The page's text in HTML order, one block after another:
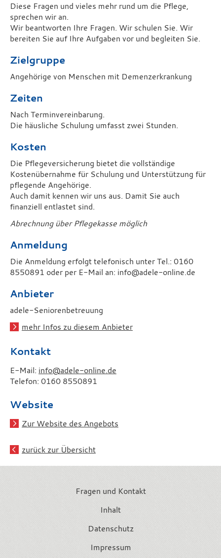
Diese Fragen und vieles mehr rund um die Pflege,
sprechen wir an.
Wir beantworten Ihre Fragen. Wir schulen Sie. Wir
bereiten Sie auf Ihre Aufgaben vor und begleiten Sie.
Zielgruppe
Angehörige von Menschen mit Demenzerkrankung
Zeiten
Nach Terminvereinbarung.
Die häusliche Schulung umfasst zwei Stunden.
Kosten
Die Pflegeversicherung bietet die vollständige
Kostenübernahme für Schulung und Unterstützung für
pflegende Angehörige.
Auch damit kennen wir uns aus. Damit Sie auch
finanziell entlastet sind.
Abrechnung über Pflegekasse möglich
Anmeldung
Die Anmeldung erfolgt telefonisch unter Tel.: 0160
8550891 oder per E-Mail an: info@adele-online.de
Anbieter
adele-Seniorenbetreuung
mehr Infos zu diesem Anbieter
Kontakt
E-Mail: info@adele-online.de
Telefon: 0160 8550891
Website
Zur Website des Angebots
zurück zur Übersicht
Fragen und Kontakt
Inhalt
Datenschutz
Impressum